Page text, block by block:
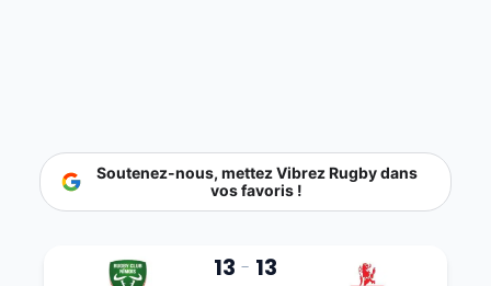
Soutenez-nous, mettez Vibrez Rugby dans
vos favoris !
13 - 13